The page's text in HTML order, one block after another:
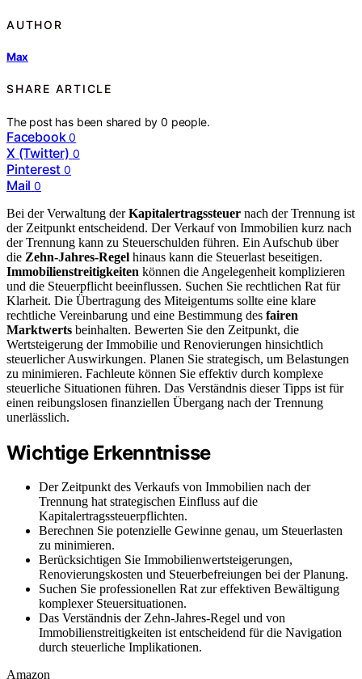
AUTHOR
Max
SHARE ARTICLE
The post has been shared by0 people.
Facebook 0
X (Twitter) 0
Pinterest 0
Mail 0
Bei der Verwaltung derKapitalertragssteuer nach der Trennung ist
der Zeitpunkt entscheidend. Der Verkauf von Immobilien kurz nach
der Trennung kann zu Steuerschulden führen. Ein Aufschub über
die Zehn-Jahres-Regel hinaus kann die Steuerlast beseitigen.
Immobilienstreitigkeiten können die Angelegenheit komplizieren
und die Steuerpflicht beeinflussen. Suchen Sie rechtlichen Rat für
Klarheit. Die Übertragung des Miteigentums sollte eine klare
rechtliche Vereinbarung und eine Bestimmung des fairen
Marktwerts beinhalten. Bewerten Sie den Zeitpunkt, die
Wertsteigerung der Immobilie und Renovierungen hinsichtlich
steuerlicher Auswirkungen. Planen Sie strategisch, um Belastungen
zu minimieren. Fachleute können Sie effektiv durch komplexe
steuerliche Situationen führen. Das Verständnis dieser Tipps ist für
einen reibungslosen finanziellen Übergang nach der Trennung
unerlässlich.
Wichtige Erkenntnisse
Der Zeitpunkt des Verkaufs von Immobilien nach der
Trennung hat strategischen Einfluss auf die
Kapitalertragssteuerpflichten.
Berechnen Sie potenzielle Gewinne genau, um Steuerlasten
zu minimieren.
Berücksichtigen Sie Immobilienwertsteigerungen,
Renovierungskosten und Steuerbefreiungen bei der Planung.
Suchen Sie professionellen Rat zur effektiven Bewältigung
komplexer Steuersituationen.
Das Verständnis der Zehn-Jahres-Regel und von
Immobilienstreitigkeiten ist entscheidend für die Navigation
durch steuerliche Implikationen.
Amazon